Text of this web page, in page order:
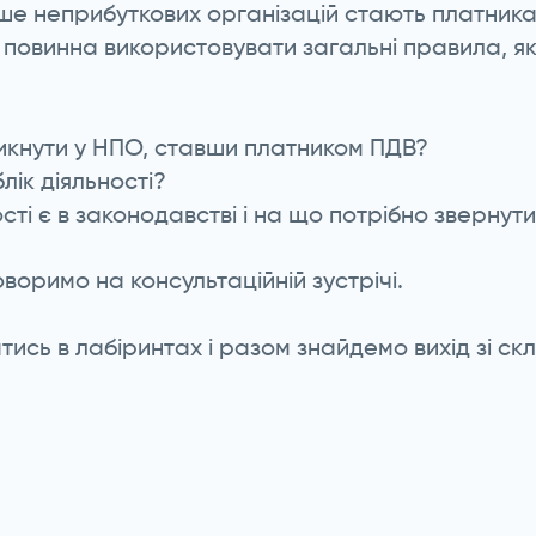
неприбуткових організацій стають
використовувати загальні правила,
у НПО, ставши платником ПДВ?
діяльності?
є в законодавстві і на що потрібно
на консультаційній зустрічі.
в лабіринтах і разом знайдемо вихід зі